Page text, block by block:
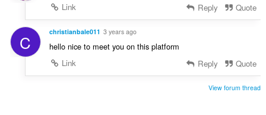
Link
Reply Quote
C christianbale011 3 years ago
hello nice to meet you on this platform
Link
Reply Quote
View forum thread